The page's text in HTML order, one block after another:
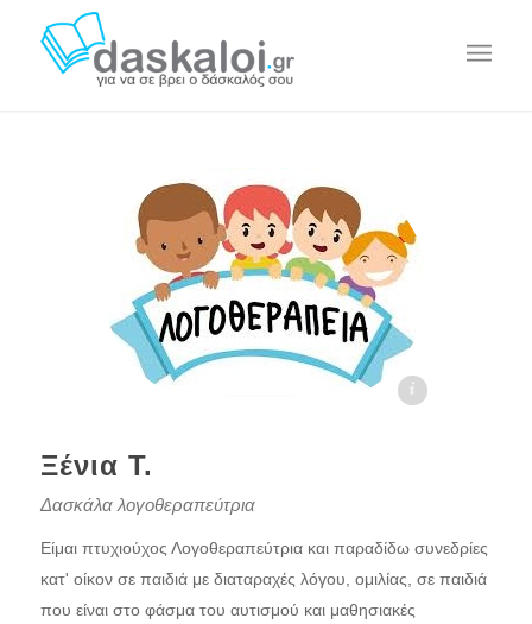
Ξένια Τ. daskaloi.gr
Ξένια Τ.
Δασκάλα λογοθεραπεύτρια
Είμαι πτυχιούχος Λογοθεραπεύτρια και παραδίδω συνεδρίες
κατ' οίκον σε παιδιά με διαταραχές λόγου, ομιλίας, σε παιδιά
που είναι στο φάσμα του αυτισμού και μαθησιακές